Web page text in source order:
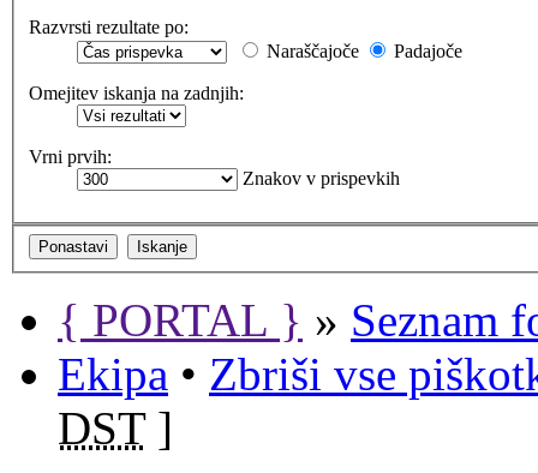
Razvrsti rezultate po:
Naraščajoče
Padajoče
Omejitev iskanja na zadnjih:
Vrni prvih:
Znakov v prispevkih
{ PORTAL } » Seznam
Ekipa • Zbriši vse
DST]